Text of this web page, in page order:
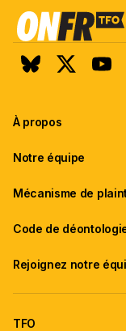
À propos
Notre équipe
Mécanisme de
Code de
Rejoignez notre
TFO